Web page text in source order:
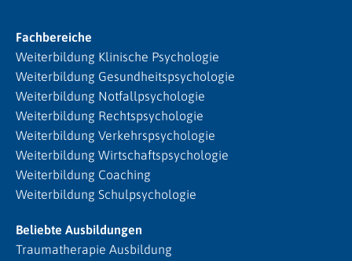
Fachbereiche
Weiterbildung Klinische Psychologie
Weiterbildung Gesundheitspsychologie
Weiterbildung Notfallpsychologie
Weiterbildung Rechtspsychologie
Weiterbildung Verkehrspsychologie
Weiterbildung Wirtschaftspsychologie
Weiterbildung Coaching
Weiterbildung Schulpsychologie
Beliebte Ausbildungen
Traumatherapie Ausbildung